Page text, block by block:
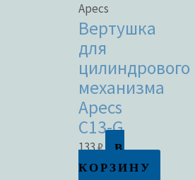
Apecs
Вертушка
для
цилиндрового
механизма
Apecs
C13-G
133₽
В
КОРЗИНУ